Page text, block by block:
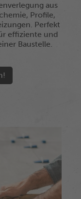
aus
Profile,
Perfekt
effiziente und
Baustelle.